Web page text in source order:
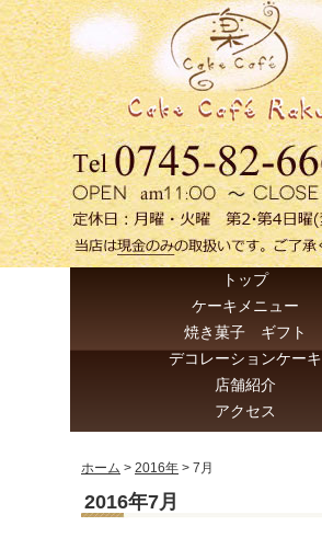
トップ
ケーキメニュー
焼き菓子 ギフト
デコレーションケーキ
店舗紹介
アクセス
ホーム > 2016年 > 7月
2016年7月